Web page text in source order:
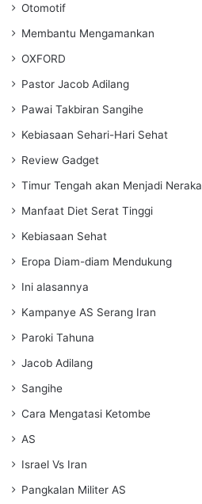
Otomotif
Membantu Mengamankan
OXFORD
Pastor Jacob Adilang
Pawai Takbiran Sangihe
Kebiasaan Sehari-Hari Sehat
Review Gadget
Timur Tengah akan Menjadi Neraka
Manfaat Diet Serat Tinggi
Kebiasaan Sehat
Eropa Diam-diam Mendukung
Ini alasannya
Kampanye AS Serang Iran
Paroki Tahuna
Jacob Adilang
Sangihe
Cara Mengatasi Ketombe
AS
Israel Vs Iran
Pangkalan Militer AS